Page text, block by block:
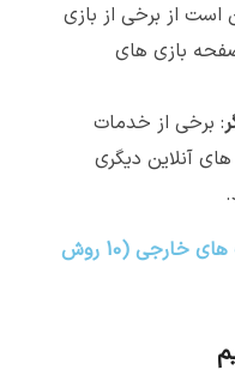
است از برخی از بازی
بازی های
: برخی از خدمات
آنلاین دیگری
درآمد دلاری از سایت های خارجی (10 روش